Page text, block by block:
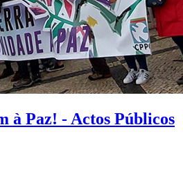
à Paz! - Actos Públicos